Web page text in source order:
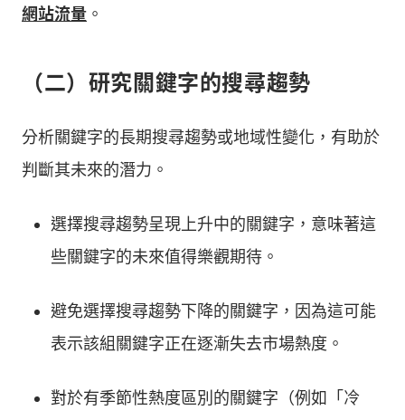
網站流量 。
（二）研究關鍵字的搜尋趨勢
分析關鍵字的長期搜尋趨勢或地域性變化，有助於
判斷其未來的潛力。
選擇搜尋趨勢呈現上升中的關鍵字，意味著這
些關鍵字的未來值得樂觀期待。
避免選擇搜尋趨勢下降的關鍵字，因為這可能
表示該組關鍵字正在逐漸失去市場熱度。
對於有季節性熱度區別的關鍵字（例如「冷